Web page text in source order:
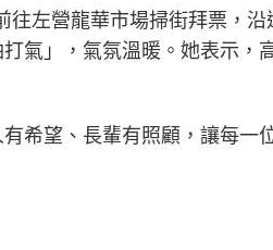
往左營龍華市場掃街拜票，沿
氣」，氣氛溫暖。她表示，
希望、長輩有照顧，讓每一